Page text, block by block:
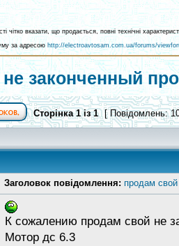
чітко вказати, що продається, повні технічні
за адресою http://electroavtosam.com.ua/forums/
законченный
Сторінка1із1 [ Повідомлень:
Заголовок повідомлення: продам
К сожалению продам свой не
Мотор дс 6.3